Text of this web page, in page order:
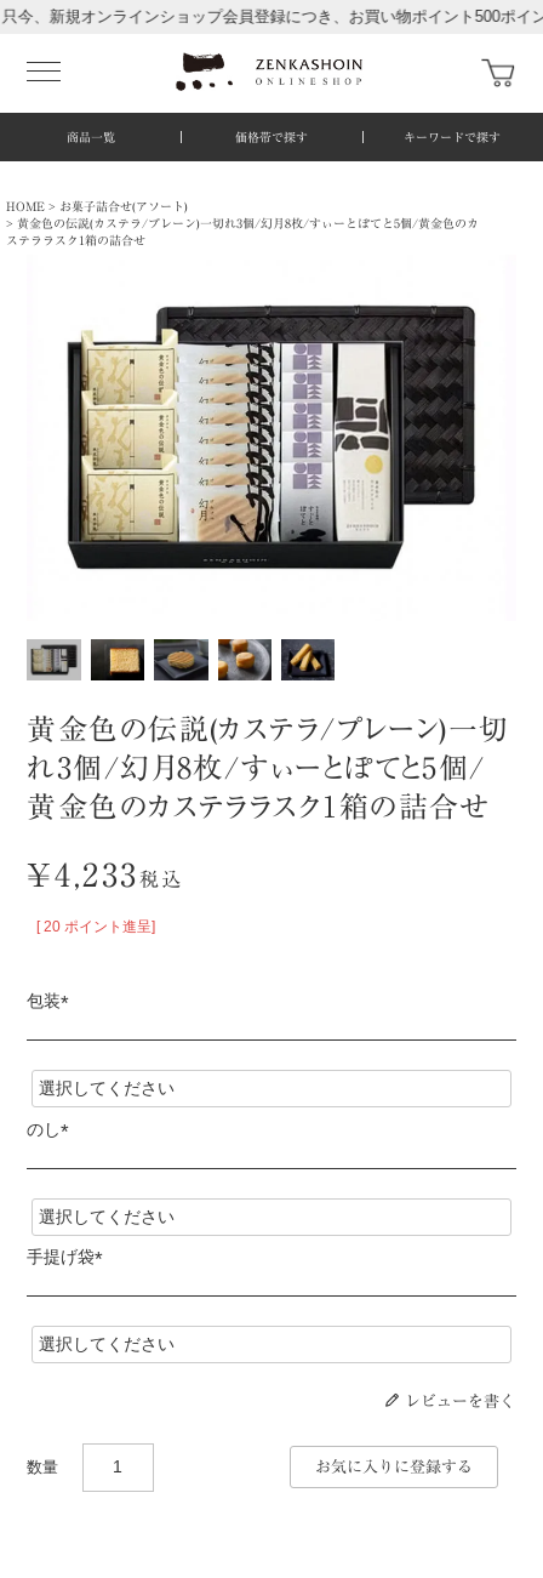
規オンラインショップ会員登録につき、お買い物ポイント500ポイント進
商品一覧 価格帯で探す キーワードで探す
HOME
お菓子詰合せ(アソート)
黄金色の伝説(カステラ/プレーン)一切れ3個/幻月8枚/すぃーとぽてと5個/黄金色のカ
ステララスク1箱の詰合せ
黄金色の伝説(カステラ/プレーン)一切
れ3個/幻月8枚/すぃーとぽてと5個/
黄金色のカステララスク1箱の詰合せ
¥4,233税込
[ 20 ポイント進呈]
包装
(
必
須
)
のし
(
須
)
手提げ袋
(
須
レビューを書く
お気に入りに登録する